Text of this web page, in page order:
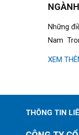
Những
Nam
phát
XEM
THÔNG TIN